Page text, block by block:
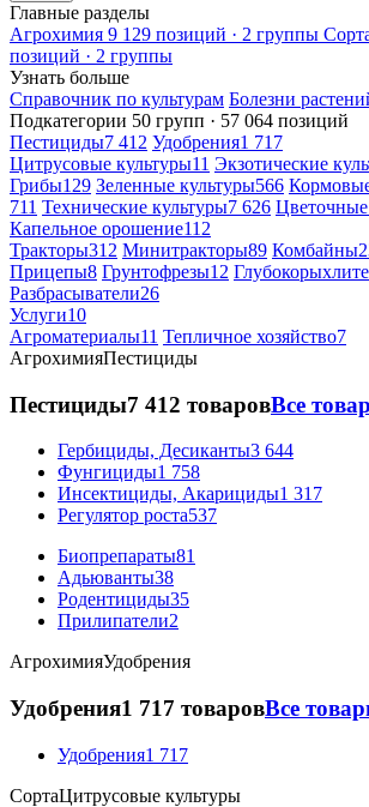
Главные разделы
Агрохимия 9 129 позиций · 2 группы
позиций · 2 группы
Узнать больше
Справочник по культурам Болезни
Подкатегории 50 групп · 57 064 позиций
Пестициды7 412 Удобрения1 717
Цитрусовые культуры11 Экзотические
Грибы129 Зеленные культуры566
711 Технические культуры7 626
Капельное орошение112
Тракторы312 Минитракторы89 Комбайны
Прицепы8 Грунтофрезы12
Разбрасыватели26
Услуги10
Агроматериалы11 Тепличное хозяйство7
АгрохимияПестициды
Пестициды7 412 товаровВсе
Гербициды, Десиканты3 644
Фунгициды1 758
Инсектициды, Акарициды1 317
Регулятор роста537
Биопрепараты81
Адьюванты38
Родентициды35
Прилипатели2
АгрохимияУдобрения
Удобрения1 717 товаровВсе
Удобрения1 717
СортаЦитрусовые культуры